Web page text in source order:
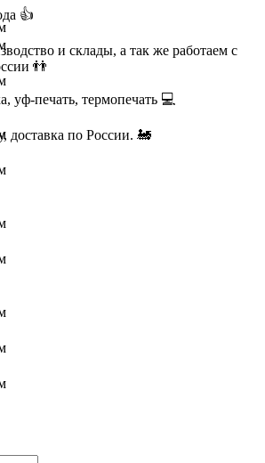
👍
и склады, а так же работаем с
👬
уф-печать, термопечать 💻
доставка по России. 🚂